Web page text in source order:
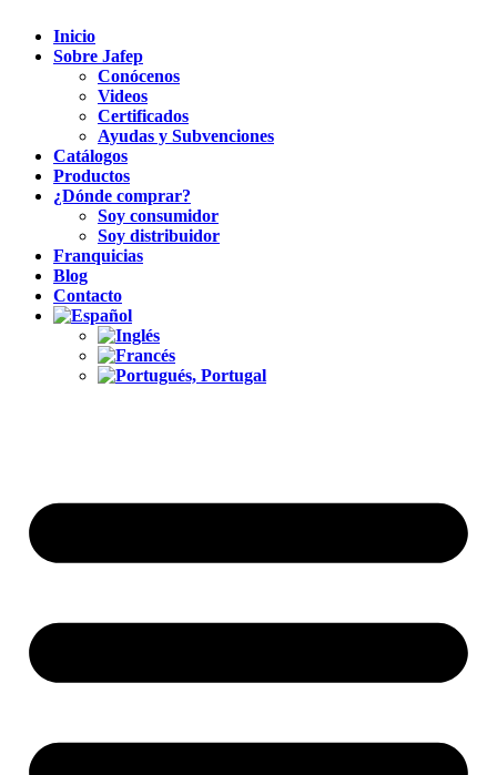
Inicio
Sobre Jafep
Conócenos
Videos
Certificados
Ayudas y Subvenciones
Catálogos
Productos
¿Dónde comprar?
Soy consumidor
Soy distribuidor
Franquicias
Blog
Contacto